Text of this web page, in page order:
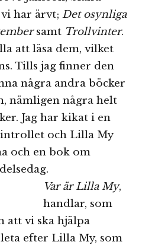
vi har ärvt;Det osynliga
samt Trollvinter.
att läsa dem, vilket
Tills jag finner den
några andra böcker
nämligen några helt
Jag har kikat i en
och Lilla My
och en bok om
Var är Lilla My,
handlar, som
att vi ska hjälpa
efter Lilla My, som